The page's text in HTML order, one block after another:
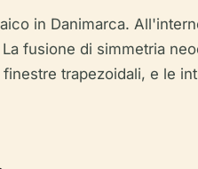
in Danimarca.
fusione di simmetria
trapezoidali, e le